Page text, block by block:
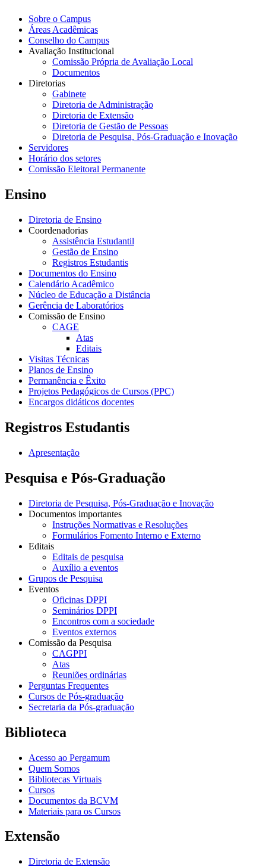
Sobre o Campus
Áreas Acadêmicas
Conselho do Campus
Avaliação Institucional
Comissão Própria de Avaliação Local
Documentos
Diretorias
Gabinete
Diretoria de Administração
Diretoria de Extensão
Diretoria de Gestão de Pessoas
Diretoria de Pesquisa, Pós-Graduação e Inovação
Servidores
Horário dos setores
Comissão Eleitoral Permanente
Ensino
Diretoria de Ensino
Coordenadorias
Assistência Estudantil
Gestão de Ensino
Registros Estudantis
Documentos do Ensino
Calendário Acadêmico
Núcleo de Educação a Distância
Gerência de Laboratórios
Comissão de Ensino
CAGE
Atas
Editais
Visitas Técnicas
Planos de Ensino
Permanência e Êxito
Projetos Pedagógicos de Cursos (PPC)
Encargos didáticos docentes
Registros Estudantis
Apresentação
Pesquisa e Pós-Graduação
Diretoria de Pesquisa, Pós-Graduação e Inovação
Documentos importantes
Instruções Normativas e Resoluções
Formulários Fomento Interno e Externo
Editais
Editais de pesquisa
Auxílio a eventos
Grupos de Pesquisa
Eventos
Oficinas DPPI
Seminários DPPI
Encontros com a sociedade
Eventos externos
Comissão da Pesquisa
CAGPPI
Atas
Reuniões ordinárias
Perguntas Frequentes
Cursos de Pós-graduação
Secretaria da Pós-graduação
Biblioteca
Acesso ao Pergamum
Quem Somos
Bibliotecas Virtuais
Cursos
Documentos da BCVM
Materiais para os Cursos
Extensão
Diretoria de Extensão